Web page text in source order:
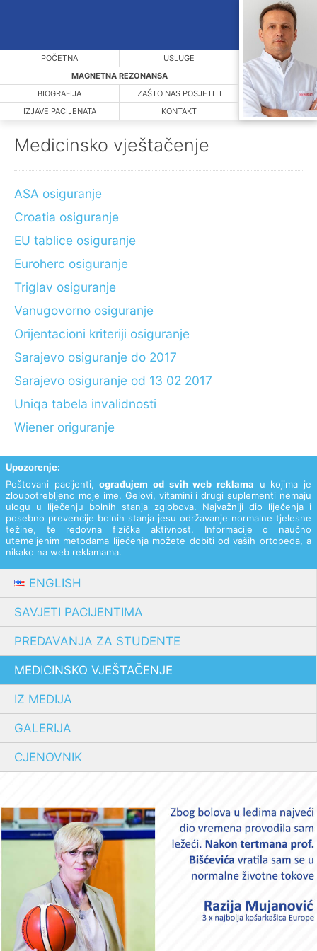
POČETNA
USLUGE
MAGNETNA REZONANSA
BIOGRAFIJA
ZAŠTO NAS POSJETITI
IZJAVE PACIJENATA
KONTAKT
Medicinsko vještačenje
ASA osiguranje
Croatia osiguranje
EU tablice osiguranje
Euroherc osiguranje
Triglav osiguranje
Vanugovorno osiguranje
Orijentacioni kriteriji osiguranje
Sarajevo osiguranje do 2017
Sarajevo osiguranje od 13 02 2017
Uniqa tabela invalidnosti
Wiener origuranje
Upozorenje:
Poštovani pacijenti,ograđujem od svih web reklama u kojima je
zloupotrebljeno moje ime. Gelovi, vitamini i drugi suplementi nemaju
ulogu u liječenju bolnih stanja zglobova. Najvažniji dio liječenja i
posebno prevencije bolnih stanja jesu održavanje normalne tjelesne
težine, te redovna fizička aktivnost. Informacije o naučno
utemeljenim metodama liječenja možete dobiti od vaših ortopeda, a
nikako na web reklamama.
ENGLISH
SAVJETI PACIJENTIMA
PREDAVANJA ZA STUDENTE
MEDICINSKO VJEŠTAČENJE
IZ MEDIJA
GALERIJA
CJENOVNIK